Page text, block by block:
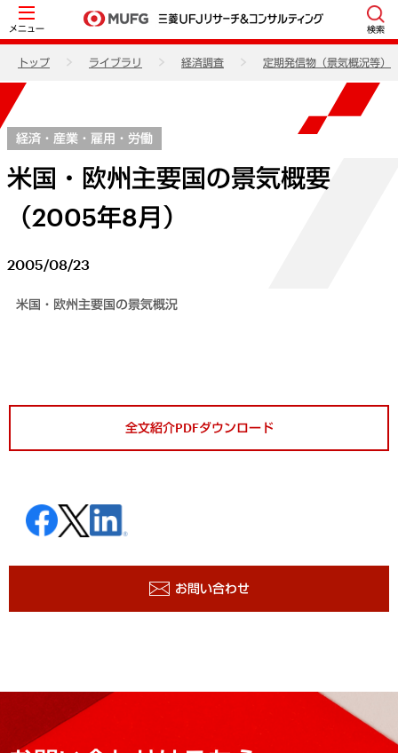
メニュー 検索
トップ ライブラリ 経済調査 定期発信物（景気概況等）
経済・産業・雇用・労働
米国・欧州主要国の景気概要
（2005年8月）
2005/08/23
米国・欧州主要国の景気概況
全文紹介PDFダウンロード
お問い合わせ